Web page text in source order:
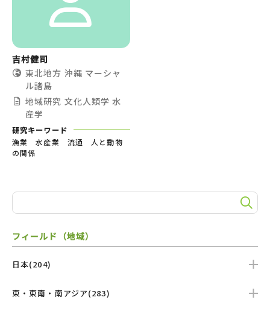
吉村健司
東北地方 沖縄 マーシャ
ル諸島
地域研究 文化人類学 水
産学
研究キーワード
漁業 水産業 流通 人と動物
の関係
フィールド（地域）
日本(204)
東・東南・南アジア(283)